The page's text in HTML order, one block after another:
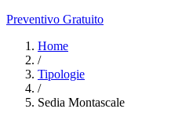
Preventivo Gratuito
Home
/
Tipologie
/
Sedia Montascale